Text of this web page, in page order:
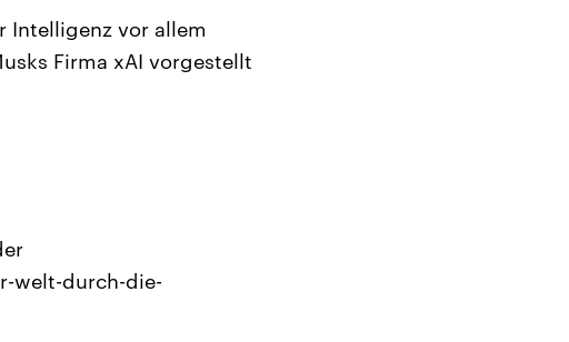
Intelligenz vor allem
Firma xAI vorgestellt
welt-durch-die-